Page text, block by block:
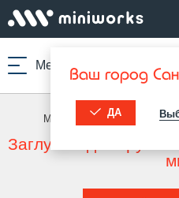
Меню Ваш город
ДА
МИНИВОРКС ПРО
Заглушка для